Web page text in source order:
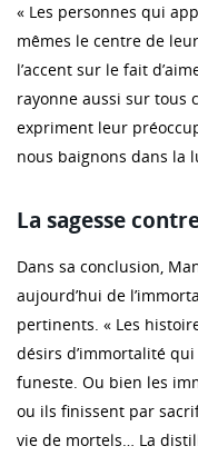
« Les personnes qui
mêmes le centre de
l’accent sur le fait
rayonne aussi sur tous
expriment leur
nous baignons dans la
La sagesse
Dans sa conclusion,
aujourd’hui de
pertinents. « Les
désirs d’immortalité
funeste. Ou bien les
ou ils finissent par
vie de mortels… La